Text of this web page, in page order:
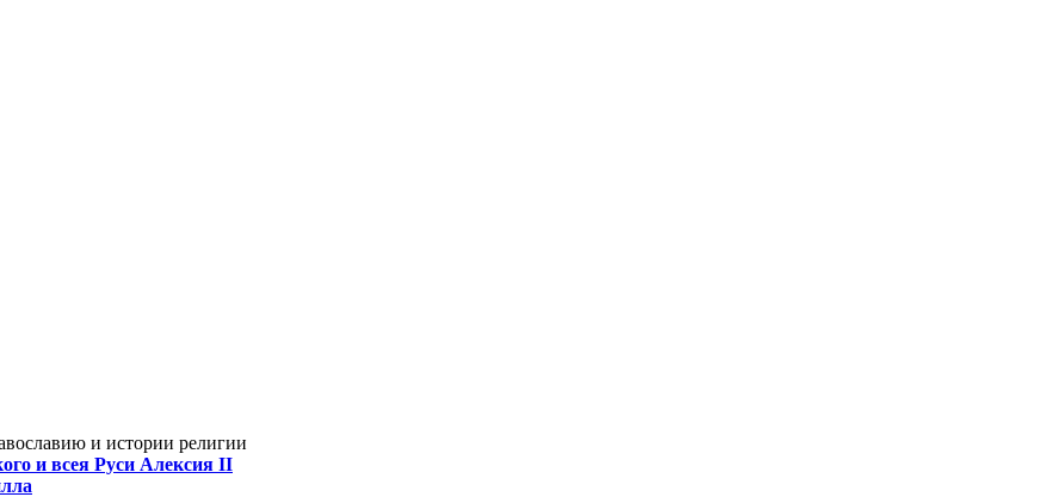
и истории религии
и всея Руси Алексия II